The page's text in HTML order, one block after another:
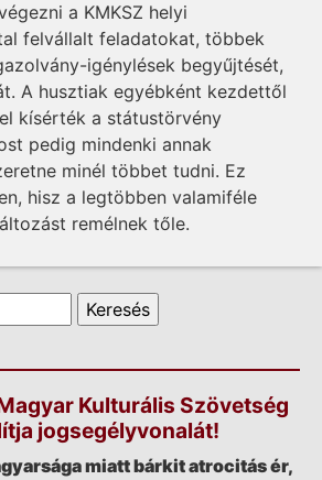
a KMKSZ helyi
felvállalt feladatokat, többek
igénylések begyűjtését,
A husztiak egyébként kezdettől
kísérték a státustörvény
pedig mindenki annak
minél többet tudni. Ez
hisz a legtöbben valamiféle
remélnek tőle.
Kulturális Szövetség
jogsegélyvonalát!
miatt bárkit atrocitás ér,